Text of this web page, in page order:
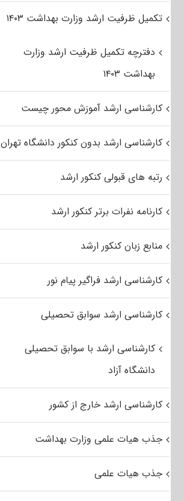
تکمیل ظرفیت ارشد وزارت بهداشت ۱۴۰۳
دفترچه تکمیل ظرفیت ارشد وزارت
بهداشت ۱۴۰۳
کارشناسی ارشد آموزش محور چیست
کارشناسی ارشد بدون کنکور دانشگاه تهران
رتبه های قبولی کنکور ارشد
کارنامه نفرات برتر کنکور ارشد
منابع زبان کنکور ارشد
کارشناسی ارشد فراگیر پیام نور
کارشناسی ارشد سوابق تحصیلی
کارشناسی ارشد با سوابق تحصیلی
دانشگاه آزاد
کارشناسی ارشد خارج از کشور
جذب هیات علمی وزارت بهداشت
جذب هیات علمی